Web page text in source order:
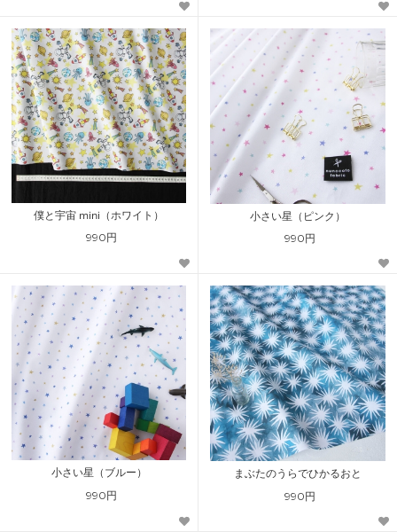
僕と宇宙 mini（ホワイト）
990円
小さい星（ピンク）
990円
小さい星（ブルー）
990円
まぶたのうらでひかるおと
990円